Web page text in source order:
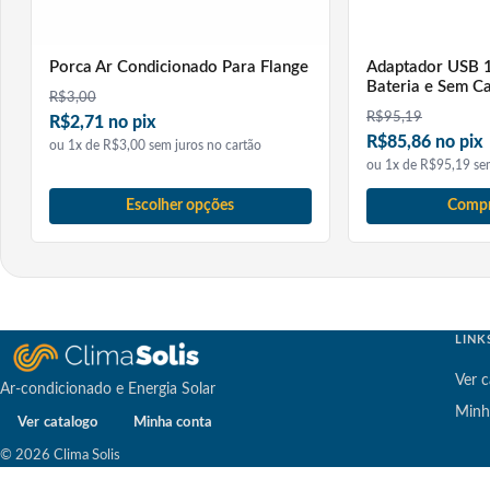
ondulado comum quando o tubo é desenrolado
Ele substitui o curvador de tubos?
Não. O endireitador serve para deixar o tubo mais reto. Já
Porca Ar Condicionado Para Flange
R$3,00
R$2,71 no pix
ou 1x de R$3,00 sem juros no cartão
Escolher opções
Adaptador USB
Bateria e Sem
R$95,19
R$85,86 no pix
ou 1x de R$95,19
Ar-condicionado e Energia Solar
Ver catalogo Minha conta
Ver
© 2026 Clima Solis